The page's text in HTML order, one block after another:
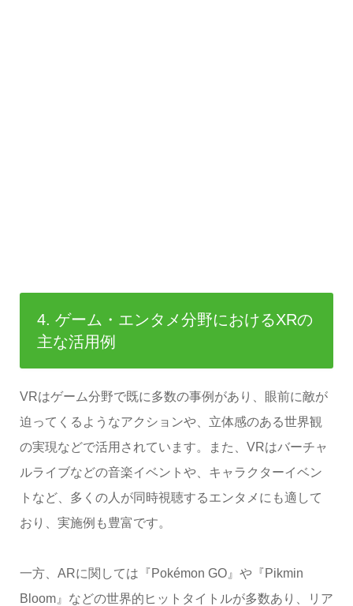
4. ゲーム・エンタメ分野におけるXRの
主な活用例
VRはゲーム分野で既に多数の事例があり、眼前に敵が
迫ってくるようなアクションや、立体感のある世界観
の実現などで活用されています。また、VRはバーチャ
ルライブなどの音楽イベントや、キャラクターイベン
トなど、多くの人が同時視聴するエンタメにも適して
おり、実施例も豊富です。
一方、ARに関しては『Pokémon GO』や『Pikmin
Bloom』などの世界的ヒットタイトルが多数あり、リア